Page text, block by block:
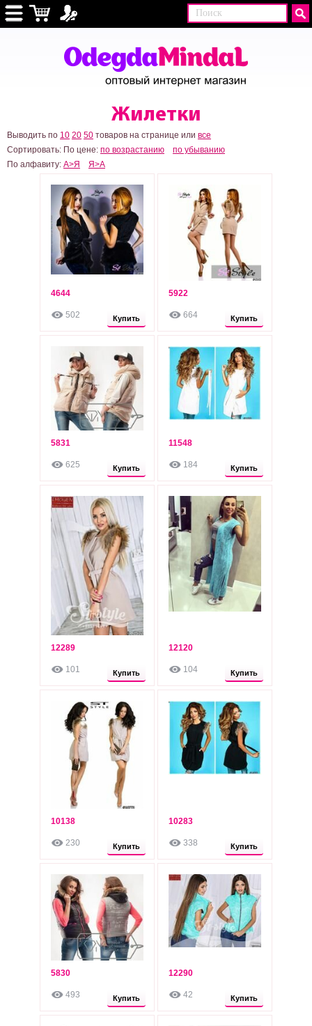
Жилетки
Выводить по 10 20 50 товаров на странице или все
Сортировать: По цене: по возрастанию
по убыванию
По алфавиту: А>Я Я>А
Опт: 660 грн
4644
502 Купить Опт: 610 грн
5922
664 Купить
Опт: 580 грн
5831
625 Купить Опт: 555 грн
11548
184 Купить
Опт: 530 грн
12289
101 Купить Опт: 500 грн
12120
104 Купить
Опт: 510 грн
10138
230 Купить Опт: 510 грн
10283
338 Купить
Опт: 500 грн
5830
493 Купить Опт: 480 грн
12290
42 Купить